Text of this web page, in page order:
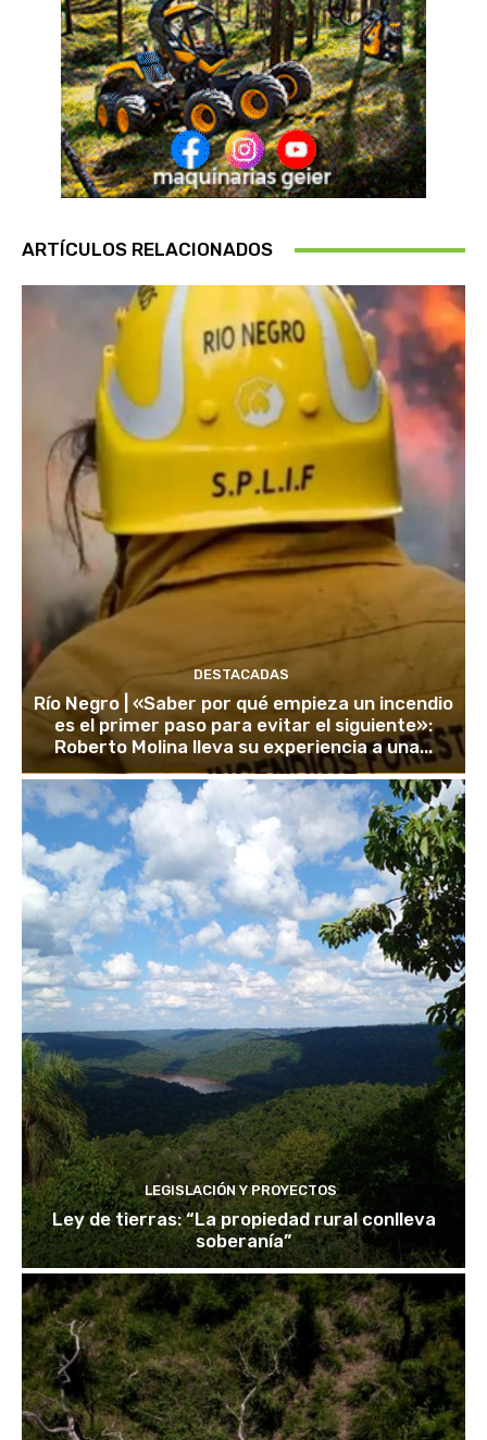
ARTÍCULOS RELACIONADOS
DESTACADAS
Río Negro | «Saber por qué empieza un incendio
es el primer paso para evitar el siguiente»:
Roberto Molina lleva su experiencia a una...
LEGISLACIÓN Y PROYECTOS
Ley de tierras: “La propiedad rural conlleva
soberanía”